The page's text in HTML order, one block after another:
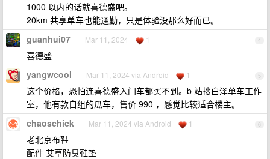
1000 以内的话就喜德盛吧。
20km 共享单车也能通勤，只是体验没那么好而已。
4
guanhui07 Mar 11, 2024 1
喜德盛
5
yangwcool Mar 11, 2024 via Android 1
这个价格，恐怕连喜德盛入门车都买不到。b 站搜白泽单车工作
室，他有款自组的瓜车，售价 990 ，感觉比较适合楼主。
6
chaoschick Mar 11, 2024 via Android 1
老北京布鞋
配件 艾草防臭鞋垫